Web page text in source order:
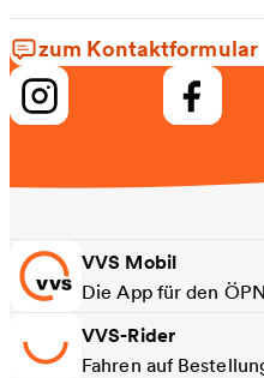
zum Kontaktformular
VVS Mobil
Die App für den
VVS-Rider
Fahren auf